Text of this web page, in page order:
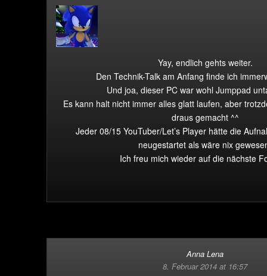
Yay, endlich gehts weiter.
Den Technik-Talk am Anfang finde ich
Und joa, dieser PC war wohl Jumppad
Es kann halt nicht immer alles glatt laufen, aber
draus gemacht ^^
Jeder 08/15 YouTuber/Let’s Player hätte die
neugestartet als wäre nix
Ich freu mich wieder auf die nächste
Anna Lena
8. Februar 2014 at 16:57